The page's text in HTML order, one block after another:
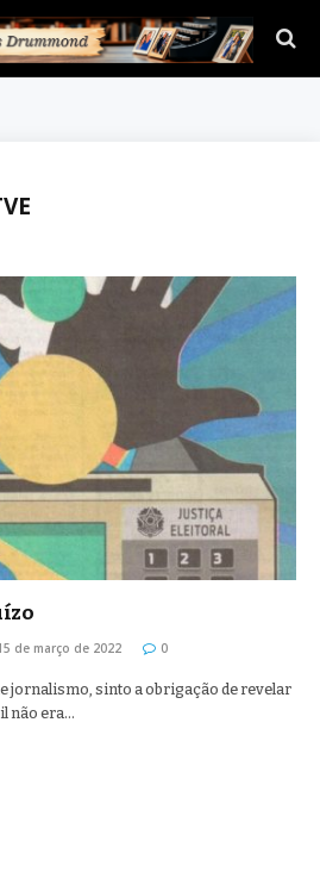
de março de 2022 0
jornalismo, sinto a obrigação de revelar
não era…